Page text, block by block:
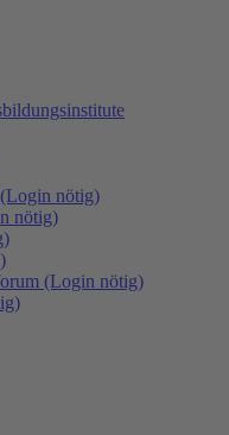
nötig)
nötig)
(Login nötig)